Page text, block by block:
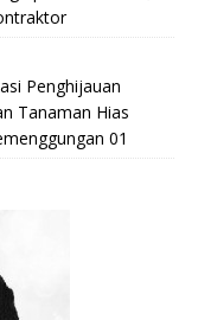
Penghijauan
Tanaman Hias
01